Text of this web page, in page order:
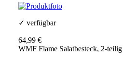
✓ verfügbar
64,99 €
WMF Flame Salatbesteck, 2-teilig